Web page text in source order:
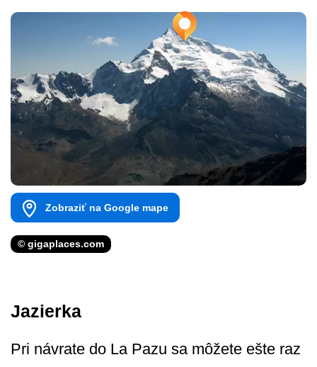
Zobraziť na Google mape
© gigaplaces.com
Jazierka
Pri návrate do La Pazu sa môžete ešte raz